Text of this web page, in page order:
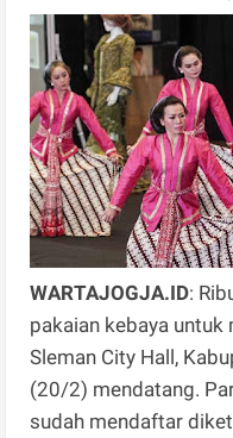
WARTAJOGJA.ID:
pakaian kebaya
Sleman City Hall,
(20/2) mendatang.
sudah mendaftar